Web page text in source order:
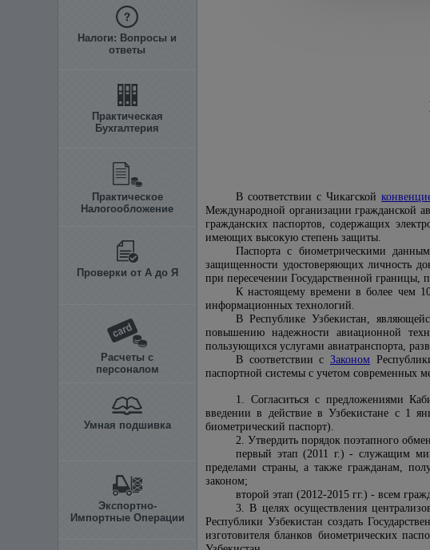
Налоги: Вопросы и
ответы
Практическая
Бухгалтерия
Практическое
Налогообложение
Проверки от А до Я
Расчеты с
персоналом
Умная подшивка
Экспортно-
Импортные Операции
В соответствии с Чикагской
Международной организации гражданской
гражданских паспортов, содержащих
имеющих высокую степень защиты.
Паспорта с биометрическими
защищенности удостоверяющих личность
при пересечении Государственной границы,
К настоящему времени в более чем
информационных технологий.
В Республике Узбекистан,
повышению надежности авиационной
пользующихся услугами авиатранспорта,
В соответствии с Законом
паспортной системы с учетом современных
1. Согласиться с предложениями
введении в действие в Узбекистане с 1
биометрический паспорт).
2. Утвердить порядок поэтапного
первый этап (2011 г.) - служащим
пределами страны, а также гражданам,
законом;
второй этап (2012-2015 гг.) - всем
3. В целях осуществления
Республики Узбекистан создать
изготовителя бланков биометрических